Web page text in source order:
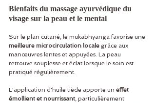
Bienfaits du massage ayurvédique du
visage sur la peau et le mental
Sur le plan cutané, le mukabhyanga favorise une
meilleure microcirculation locale grâce aux
manœuvres lentes et appuyées. La peau
retrouve souplesse et éclat lorsque le soin est
pratiqué régulièrement.
L'application d'huile tiède apporte un effet
émollient et nourrissant, particulièrement